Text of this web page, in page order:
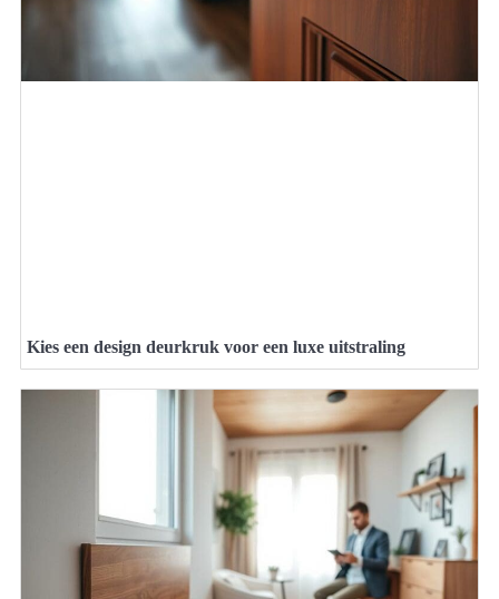
Kies een design deurkruk voor een luxe uitstraling